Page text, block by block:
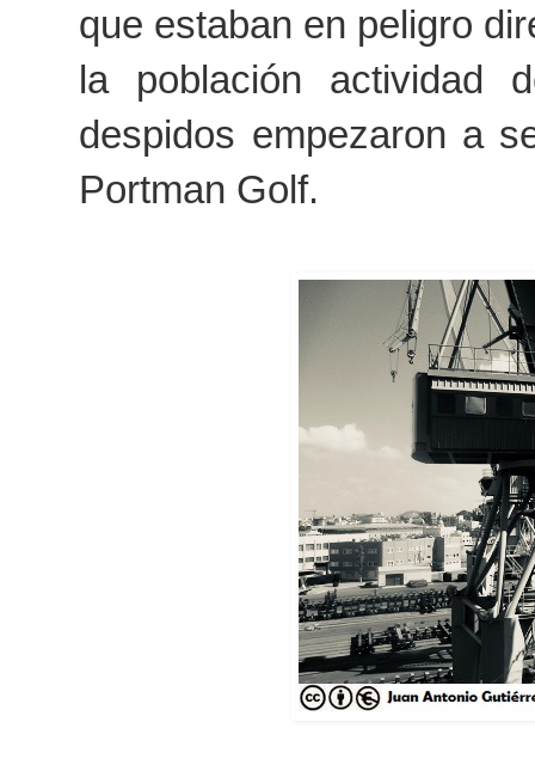
que estaban en peligro
la población actividad
despidos empezaron a
Portman Golf.